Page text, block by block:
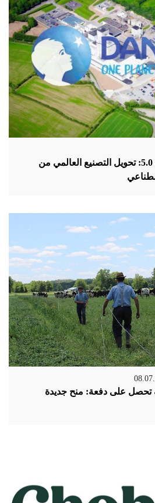
أكاديمية دانون للصناعة 5.0: تحويل التصنيع العالمي من
تحصل على دفعة: منح جديدة